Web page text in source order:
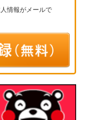
情報がメールで